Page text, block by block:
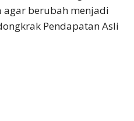
agar berubah menjadi
Pendapatan Asli